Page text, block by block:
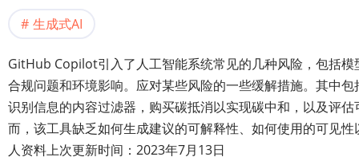
生成式AI
GitHub Copilot引入了人工智能系统常见的几种风险，包括模
合规问题和环境影响。应对某些风险的一些缓解措施。其中
识别信息的内容过滤器，购买碳抵消以实现碳中和，以及评
而，该工具缺乏如何生成建议的可解释性、如何使用的可见
人资料上次更新时间：2023年7月13日